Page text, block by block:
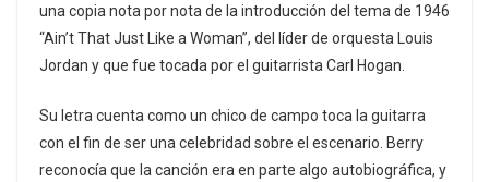
una copia nota por nota de la introducción del tema de 1946
“Ain’t That Just Like a Woman”, del líder de orquesta Louis
Jordan y que fue tocada por el guitarrista Carl Hogan.
Su letra cuenta como un chico de campo toca la guitarra
con el fin de ser una celebridad sobre el escenario. Berry
reconocía que la canción era en parte algo autobiográfica, y